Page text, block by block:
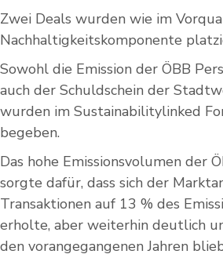
Zwei Deals wurden wie im
Nachhaltigkeitskomponente
Sowohl die Emission der ÖBB
auch der Schuldschein der
wurden im Sustainabilitylinked
begeben.
Das hohe Emissionsvolumen der
sorgte dafür, dass sich der
Transaktionen auf 13 % des
erholte, aber weiterhin deutlich
den vorangegangenen Jahren